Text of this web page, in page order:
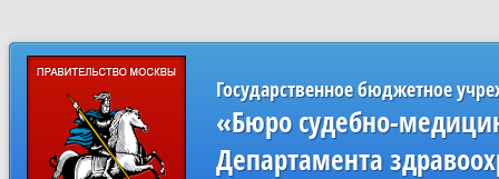
Государственное бюджетное
«Бюро судебно-
Департамента